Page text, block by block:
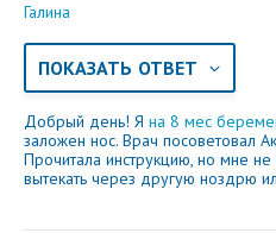
Галина
ПОКАЗАТЬ ОТВЕТ
Добрый день! Я на 8 мес
заложен нос. Врач посоветовал
Прочитала инструкцию, но мне
вытекать через другую ноздрю